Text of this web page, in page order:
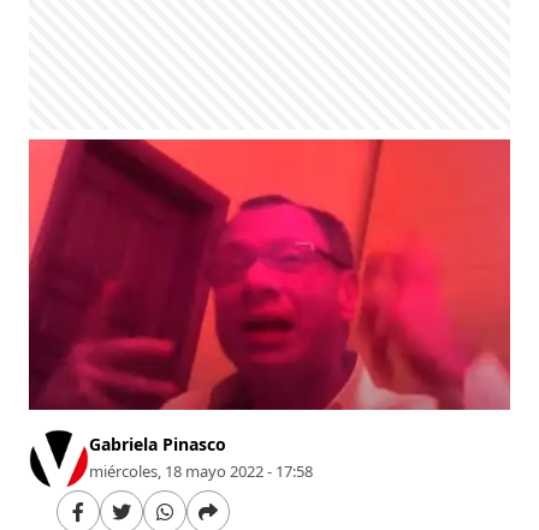
Gabriela Pinasco
miércoles, 18 mayo 2022 - 17:58